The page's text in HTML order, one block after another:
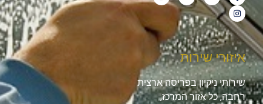
איזורי שירות
שירותי ניקיון בפריסה ארצית
רחבה, כל אזור המרכז,